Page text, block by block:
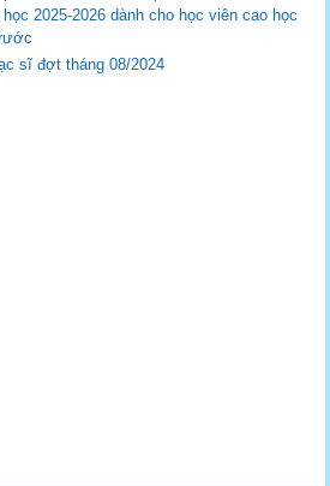
2025-2026 dành cho học viên cao học
sĩ đợt tháng 08/2024